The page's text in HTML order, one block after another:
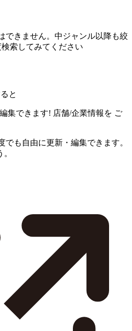
できません。中ジャンル以降も絞
索してみてください
と
集できます! 店舗/企業情報を ご
でも自由に更新・編集できます。